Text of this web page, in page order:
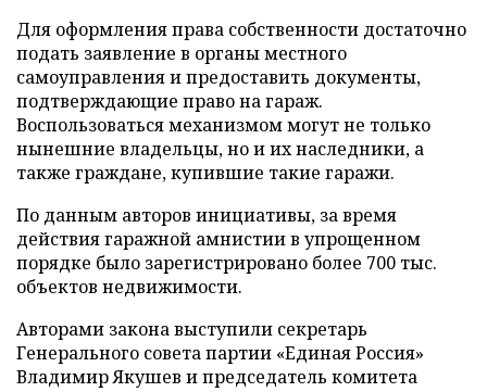
Для оформления права собственности достаточно
подать заявление в органы местного
самоуправления и предоставить документы,
подтверждающие право на гараж.
Воспользоваться механизмом могут не только
нынешние владельцы, но и их наследники, а
также граждане, купившие такие гаражи.
По данным авторов инициативы, за время
действия гаражной амнистии в упрощенном
порядке было зарегистрировано более 700 тыс.
объектов недвижимости.
Авторами закона выступили секретарь
Генерального совета партии «Единая Россия»
Владимир Якушев и председатель комитета